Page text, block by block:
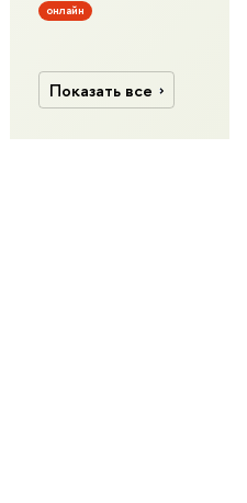
онлайн
Показать все